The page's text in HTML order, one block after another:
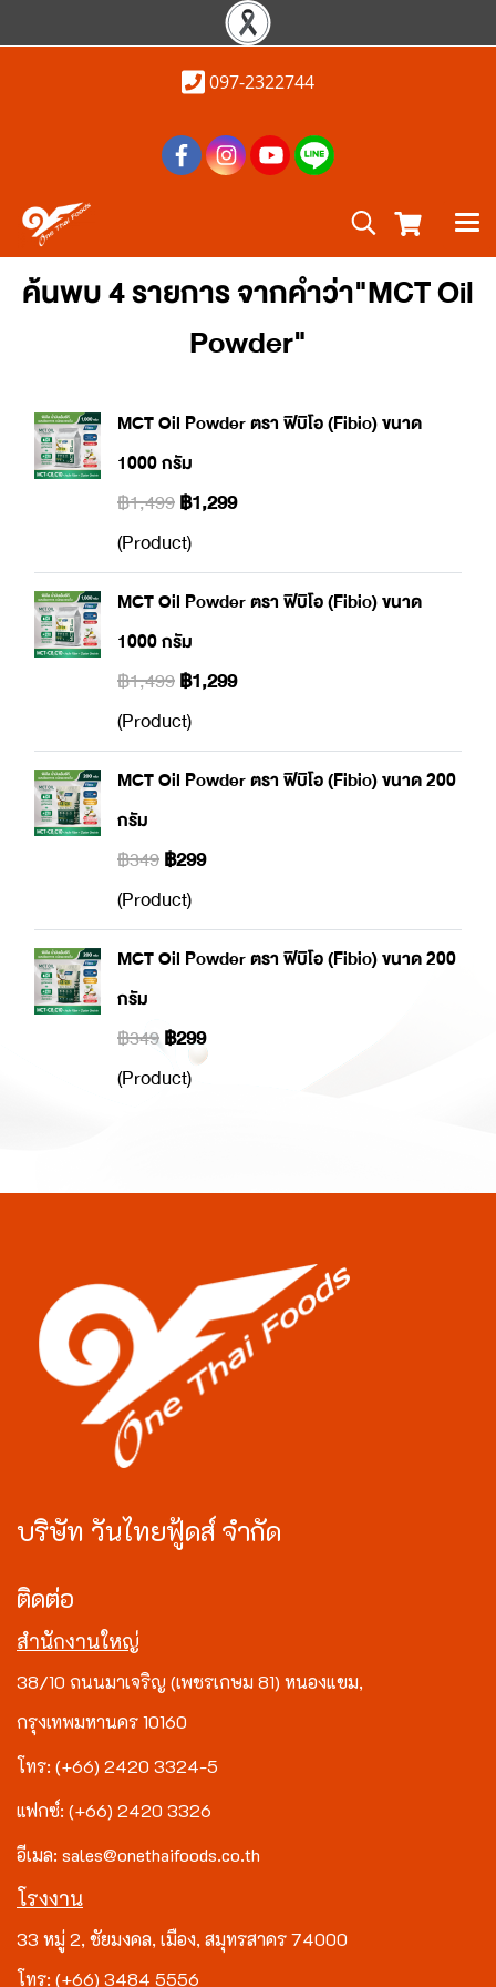
097-2322744
ค้นพบ 4 รายการ จากคำว่า"MCT Oil
Powder"
MCT Oil Powder ตรา ฟิบิโอ (Fibio) ขนาด
1000 กรัม
฿1,499฿1,299
(Product)
MCT Oil Powder ตรา ฟิบิโอ (Fibio) ขนาด
1000 กรัม
฿1,499฿1,299
(Product)
MCT Oil Powder ตรา ฟิบิโอ (Fibio) ขนาด 200
กรัม
฿349฿299
(Product)
MCT Oil Powder ตรา ฟิบิโอ (Fibio) ขนาด 200
กรัม
฿349฿299
(Product)
บริษัท วันไทยฟู้ดส์ จำกัด
ติดต่อ
สำนักงานใหญ่
38/10 ถนนมาเจริญ (เพชรเกษม 81) หนองแขม,
กรุงเทพมหานคร 10160
โทร: (+66) 2420 3324-5
แฟกซ์: (+66) 2420 3326
อีเมล: sales@onethaifoods.co.th
โรงงาน
33 หมู่ 2, ชัยมงคล, เมือง, สมุทรสาคร 74000
โทร: (+66) 3484 5556